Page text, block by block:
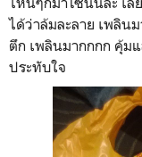
ได้ว่าล้มละลาย เพลิน
ตึก เพลินมากกกก คุ้ม
ประทับใจ